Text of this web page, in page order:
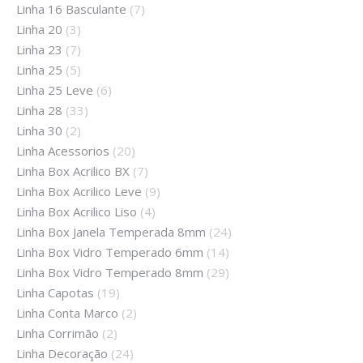
Linha 16 Basculante (7)
Linha 20 (3)
Linha 23 (7)
Linha 25 (5)
Linha 25 Leve (6)
Linha 28 (33)
Linha 30 (2)
Linha Acessorios (20)
Linha Box Acrilico BX (7)
Linha Box Acrilico Leve (9)
Linha Box Acrilico Liso (4)
Linha Box Janela Temperada 8mm (24)
Linha Box Vidro Temperado 6mm (14)
Linha Box Vidro Temperado 8mm (29)
Linha Capotas (19)
Linha Conta Marco (2)
Linha Corrimão (2)
Linha Decoração (24)